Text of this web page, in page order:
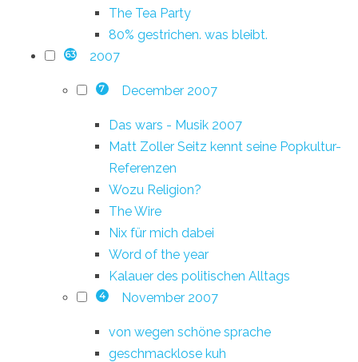
The Tea Party
80% gestrichen. was bleibt.
63 2007
7 December 2007
Das wars - Musik 2007
Matt Zoller Seitz kennt seine Popkultur-
Referenzen
Wozu Religion?
The Wire
Nix für mich dabei
Word of the year
Kalauer des politischen Alltags
4 November 2007
von wegen schöne sprache
geschmacklose kuh